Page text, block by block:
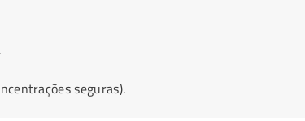
seguras).